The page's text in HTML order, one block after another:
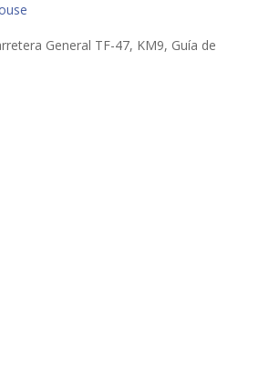
General TF-47, KM9, Guía de